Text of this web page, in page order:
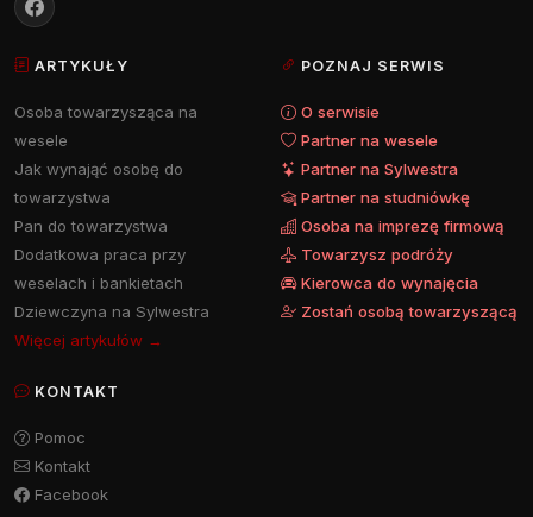
ARTYKUŁY
Osoba towarzysząca na
wesele
Jak wynająć osobę do
towarzystwa
Pan do towarzystwa
Dodatkowa praca przy
weselach i bankietach
Dziewczyna na Sylwestra
Więcej artykułów →
POZNAJ SERWIS
O serwisie
Partner na wesele
Partner na Sylwestra
Partner na studniówkę
Osoba na imprezę firmową
Towarzysz podróży
Kierowca do wynajęcia
Zostań osobą towarzyszącą
KONTAKT
Pomoc
Kontakt
Facebook